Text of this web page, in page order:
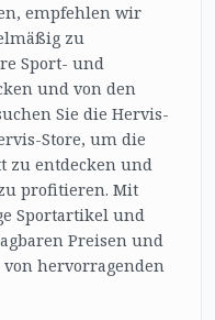
empfehlen wir
zu
Sport- und
und von den
Sie die Hervis-
Store, um die
zu entdecken und
profitieren. Mit
Sportartikel und
Preisen und
hervorragenden